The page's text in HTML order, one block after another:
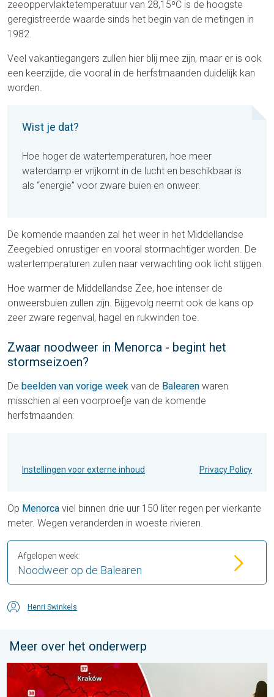
zeeoppervlaktetemperatuur van 28,15ºC is de hoogste
geregistreerde waarde sinds het begin van de metingen in
1982.
Veel vakantiegangers zullen hier blij mee zijn, maar er is ook
een keerzijde, die vooral in de herfstmaanden duidelijk kan
worden.
Wist je dat?
Hoe hoger de watertemperaturen, hoe meer
waterdamp er vrijkomt in de lucht en beschikbaar is
als “energie” voor zware buien en onweer.
De komende maanden zal het weer in het Middellandse
Zeegebied onrustiger en vooral stormachtiger worden. De
watertemperaturen zullen naar verwachting ook licht stijgen.
Hoe warmer de Middellandse Zee, hoe intenser de
onweersbuien zullen zijn. Bijgevolg neemt ook de kans op
zeer zware regenval, hagel en rukwinden toe.
Zwaar noodweer in Menorca - begint het
stormseizoen?
De beelden van vorige week van de Balearen waren
misschien al een voorproefje van de komende
herfstmaanden:
Instellingen voor externe inhoud Privacy Policy
Op Menorca viel binnen drie uur 150 liter regen per vierkante
meter. Wegen veranderden in woeste rivieren.
Noodweer op de Balearen
Afgelopen week:
Henri Swinkels
Meer over het onderwerp
Extreme hitte in Oost-Europa. Tot ruim 40 graden. . . dinsdag